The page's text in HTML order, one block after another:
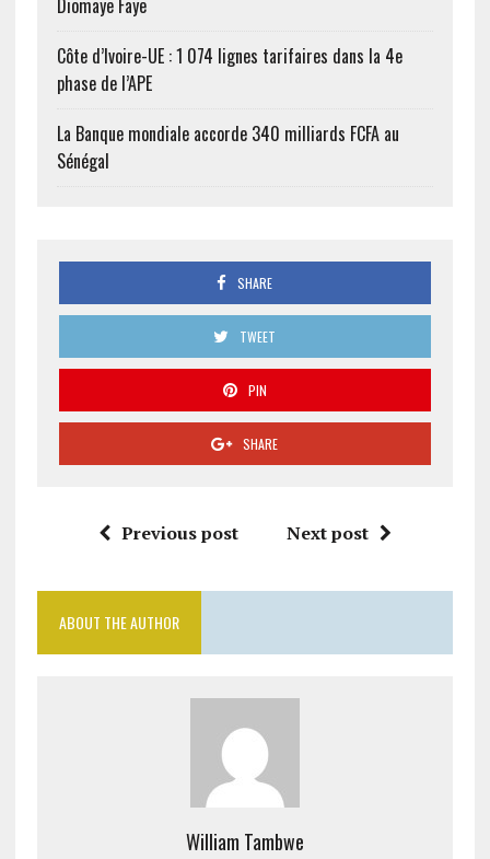
Diomaye Faye
Côte d’Ivoire-UE : 1 074 lignes tarifaires dans la 4e
phase de l’APE
La Banque mondiale accorde 340 milliards FCFA au
Sénégal
SHARE
TWEET
PIN
SHARE
Previous post Next post
ABOUT THE AUTHOR
William Tambwe